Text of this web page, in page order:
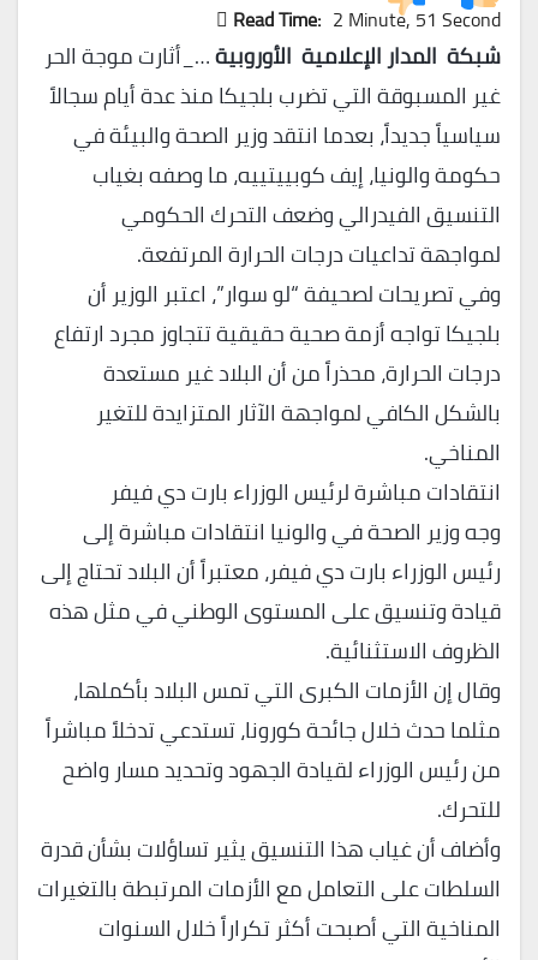
Read Time: 2 Minute, 51 Second
شبكة المدار الإعلامية الأوروبية…_أثارت موجة الحر
غير المسبوقة التي تضرب بلجيكا منذ عدة أيام سجالاً
سياسياً جديداً، بعدما انتقد وزير الصحة والبيئة في
حكومة والونيا، إيف كوبييتييه، ما وصفه بغياب
التنسيق الفيدرالي وضعف التحرك الحكومي
لمواجهة تداعيات درجات الحرارة المرتفعة.
وفي تصريحات لصحيفة “لو سوار”، اعتبر الوزير أن
بلجيكا تواجه أزمة صحية حقيقية تتجاوز مجرد ارتفاع
درجات الحرارة، محذراً من أن البلاد غير مستعدة
بالشكل الكافي لمواجهة الآثار المتزايدة للتغير
المناخي.
انتقادات مباشرة لرئيس الوزراء بارت دي فيفر
وجه وزير الصحة في والونيا انتقادات مباشرة إلى
رئيس الوزراء بارت دي فيفر، معتبراً أن البلاد تحتاج إلى
قيادة وتنسيق على المستوى الوطني في مثل هذه
الظروف الاستثنائية.
وقال إن الأزمات الكبرى التي تمس البلاد بأكملها،
مثلما حدث خلال جائحة كورونا، تستدعي تدخلاً مباشراً
من رئيس الوزراء لقيادة الجهود وتحديد مسار واضح
للتحرك.
وأضاف أن غياب هذا التنسيق يثير تساؤلات بشأن قدرة
السلطات على التعامل مع الأزمات المرتبطة بالتغيرات
المناخية التي أصبحت أكثر تكراراً خلال السنوات